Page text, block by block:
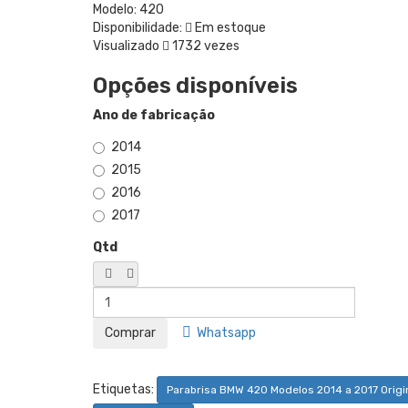
Modelo: 420
Disponibilidade:
Em estoque
Visualizado
1732 vezes
Opções disponíveis
Ano de fabricação
2014
2015
2016
2017
Qtd
Whatsapp
Etiquetas: Parabrisa BMW 420 Modelos 2014 a 2017